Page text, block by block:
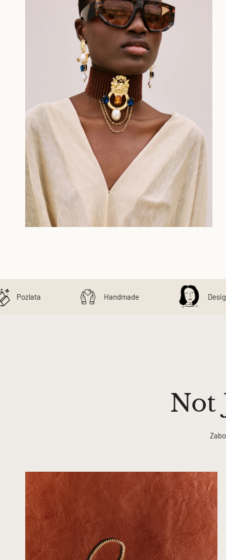
Pozlata Handmade
Not